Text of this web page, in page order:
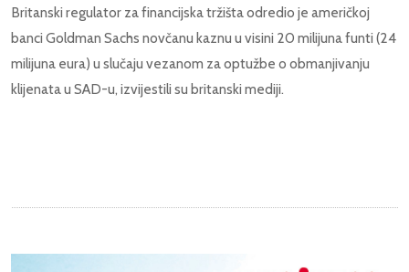
Britanski regulator za financijska tržišta odredio je američkoj
banci Goldman Sachs novčanu kaznu u visini 20 milijuna funti (24
milijuna eura) u slučaju vezanom za optužbe o obmanjivanju
klijenata u SAD-u, izvijestili su britanski mediji.